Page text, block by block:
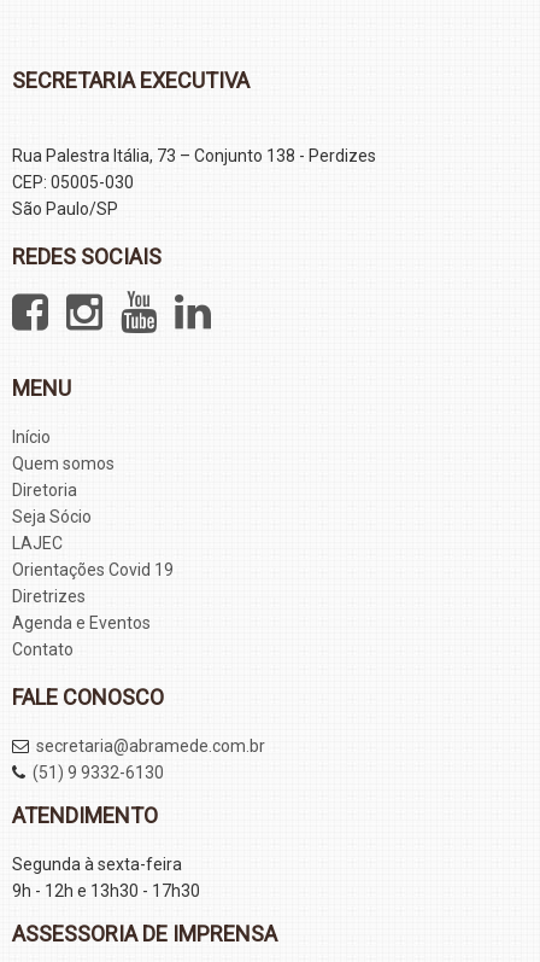
SECRETARIA EXECUTIVA
Rua Palestra Itália, 73 – Conjunto 138 - Perdizes
CEP: 05005-030
São Paulo/SP
REDES SOCIAIS
MENU
Início
Quem somos
Diretoria
Seja Sócio
LAJEC
Orientações Covid 19
Diretrizes
Agenda e Eventos
Contato
FALE CONOSCO
secretaria@abramede.com.br
(51) 9 9332-6130
ATENDIMENTO
Segunda à sexta-feira
9h - 12h e 13h30 - 17h30
ASSESSORIA DE IMPRENSA